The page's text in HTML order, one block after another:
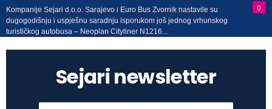
0
Kompanije Sejari d.o.o. Sarajevo i Euro Bus Zvornik nastavile su
dugogodišnju i uspješnu saradnju isporukom još jednog vrhunskog
turističkog autobusa – Neoplan Cityliner N1216...
Sejari newsletter